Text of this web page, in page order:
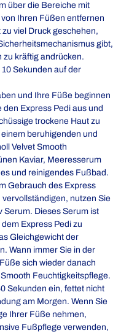
über die Bereiche mit
Ihren Füßen entfernen
viel Druck geschehen,
gibt,
zu kräftig andrücken.
Sekunden auf der
und Ihre Füße beginnen
den Express Pedi aus und
trockene Haut zu
beruhigenden und
Velvet Smooth
Kaviar, Meeresserum
und reinigendes Fußbad.
Gebrauch des Express
nutzen Sie
Serum. Dieses Serum ist
Express Pedi zu
Gleichgewicht der
Wann immer Sie in der
sich wieder danach
Feuchtigkeitspflege.
Sekunden ein, fettet nicht
am Morgen. Wenn Sie
Ihrer Füße nehmen,
Fußpflege verwenden,